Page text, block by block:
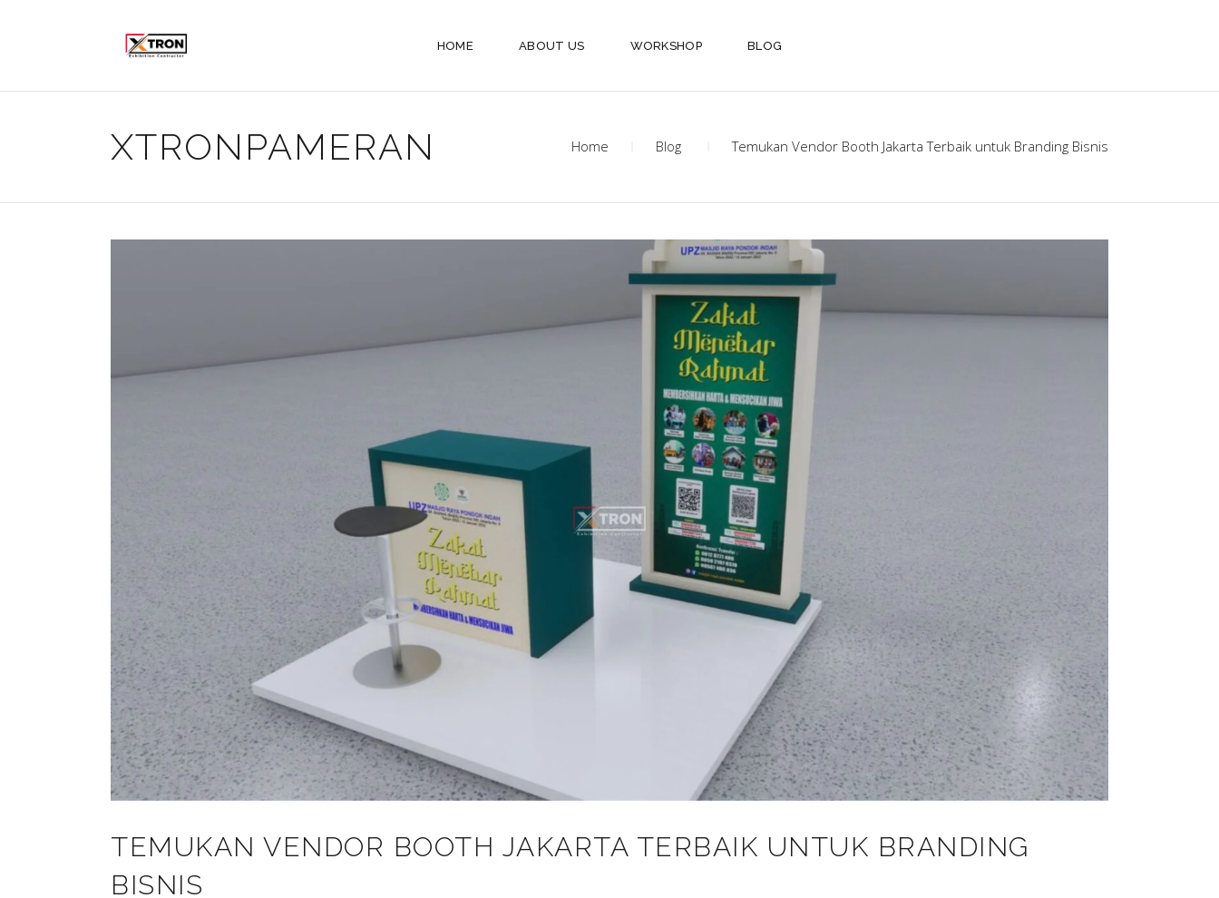
HOME ABOUT US WORKSHOP BLOG
XTRONPAMERAN Home Blog Temukan Vendor Booth Jakarta Terbaik untuk Branding Bisnis
TEMUKAN VENDOR BOOTH JAKARTA TERBAIK UNTUK BRANDING
BISNIS